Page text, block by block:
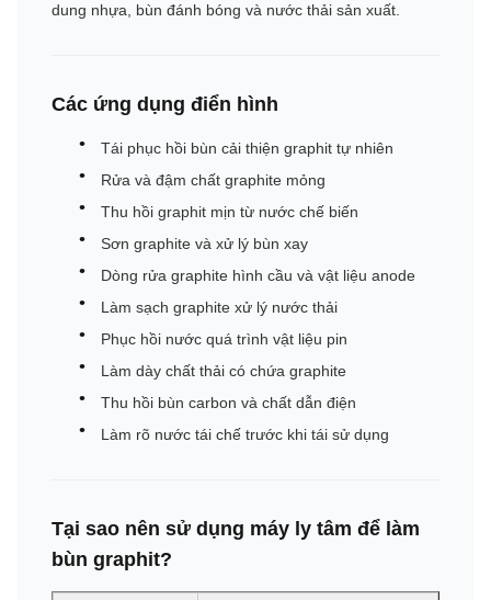
dung nhựa, bùn đánh bóng và nước thải sản xuất.
Các ứng dụng điển hình
Tái phục hồi bùn cải thiện graphit tự nhiên
Rửa và đậm chất graphite mỏng
Thu hồi graphit mịn từ nước chế biến
Sơn graphite và xử lý bùn xay
Dòng rửa graphite hình cầu và vật liệu anode
Làm sạch graphite xử lý nước thải
Phục hồi nước quá trình vật liệu pin
Làm dày chất thải có chứa graphite
Thu hồi bùn carbon và chất dẫn điện
Làm rõ nước tái chế trước khi tái sử dụng
Tại sao nên sử dụng máy ly tâm để làm
bùn graphit?